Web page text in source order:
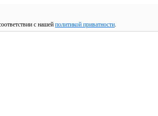
с нашей политикой приватности.